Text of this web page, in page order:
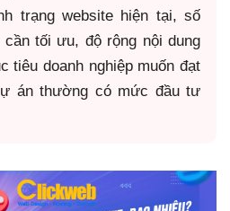
trạng website hiện tại, số
tối ưu, độ rộng nội dung
tiêu doanh nghiệp muốn đạt
án thường có mức đầu tư